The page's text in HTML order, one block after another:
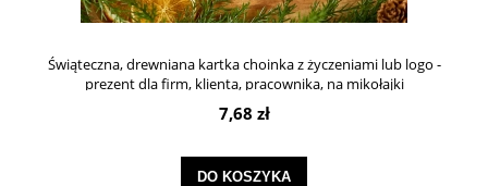
Świąteczna, drewniana kartka choinka z życzeniami lub logo -
prezent dla firm, klienta, pracownika, na mikołajki
7,68 zł
DO KOSZYKA